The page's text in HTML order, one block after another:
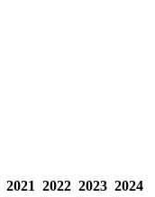
2021 2022 2023 2024